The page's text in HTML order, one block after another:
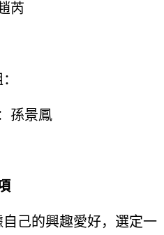
芮
孫景鳳
己的興趣愛好，選定一